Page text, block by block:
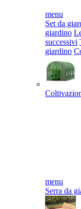
menu
Set da
giardino
successivi
giardino
menu
Serra da